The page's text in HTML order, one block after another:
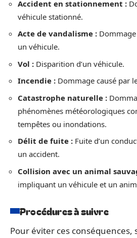
Accident en stationnement :
véhicule stationné.
Acte de vandalisme :
un véhicule.
Vol : Disparition d’un véhicule.
Incendie : Dommage causé par
Catastrophe naturelle :
phénomènes météorologiques
tempêtes ou inondations.
Délit de fuite : Fuite d’un
un accident.
Collision avec un animal
impliquant un véhicule et un
Procédures à suivre
Pour éviter ces conséquences,